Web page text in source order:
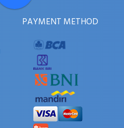
PAYMENT METHOD